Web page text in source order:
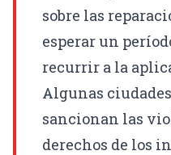
sobre las
esperar un
recurrir a la
Algunas
sancionan las
derechos de los